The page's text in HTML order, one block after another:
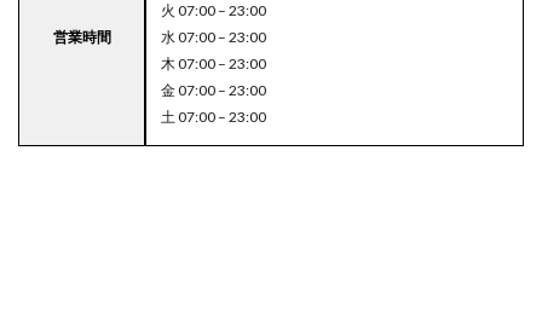
ー営業時間
火 07:00 – 23:00
水 07:00 – 23:00
木 07:00 – 23:00
金 07:00 – 23:00
土 07:00 – 23:00